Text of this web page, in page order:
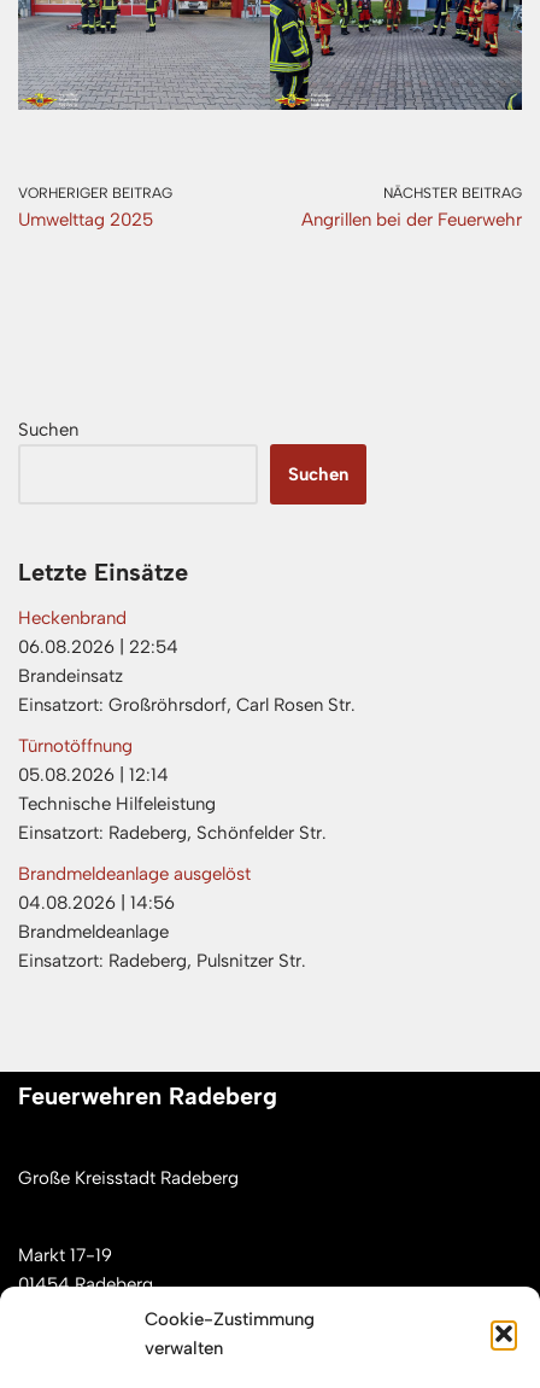
Cookie-Zustimmung
verwalten
VORHERIGER BEITRAG
Umwelttag 2025
NÄCHSTER BEITRAG
Angrillen bei der Feuerwehr
Suchen
Suchen
Letzte Einsätze
Heckenbrand
06.08.2026
22:54
Brandeinsatz
Einsatzort: Großröhrsdorf, Carl Rosen Str.
Türnotöffnung
05.08.2026
12:14
Technische Hilfeleistung
Einsatzort: Radeberg, Schönfelder Str.
Brandmeldeanlage ausgelöst
04.08.2026
14:56
Brandmeldeanlage
Einsatzort: Radeberg, Pulsnitzer Str.
Feuerwehren Radeberg
Große Kreisstadt Radeberg
Markt 17-19
01454 Radeberg